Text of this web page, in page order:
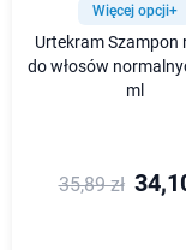
Więcej opcji+
Urtekram Szampon
do włosów
ml
35,89 zł